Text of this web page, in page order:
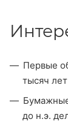
Первые
тысяч
до н.э.